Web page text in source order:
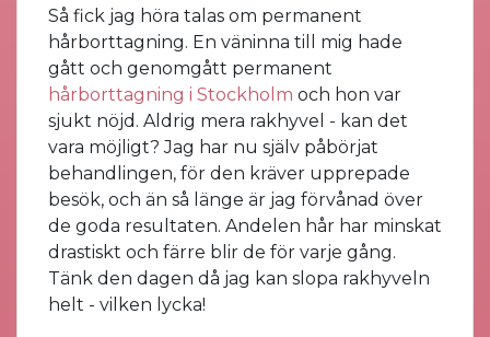
Så fick jag höra talas om permanent
hårborttagning. En väninna till mig hade
gått och genomgått permanent
hårborttagning i Stockholm och hon var
sjukt nöjd. Aldrig mera rakhyvel - kan det
vara möjligt? Jag har nu själv påbörjat
behandlingen, för den kräver upprepade
besök, och än så länge är jag förvånad över
de goda resultaten. Andelen hår har minskat
drastiskt och färre blir de för varje gång.
Tänk den dagen då jag kan slopa rakhyveln
helt - vilken lycka!